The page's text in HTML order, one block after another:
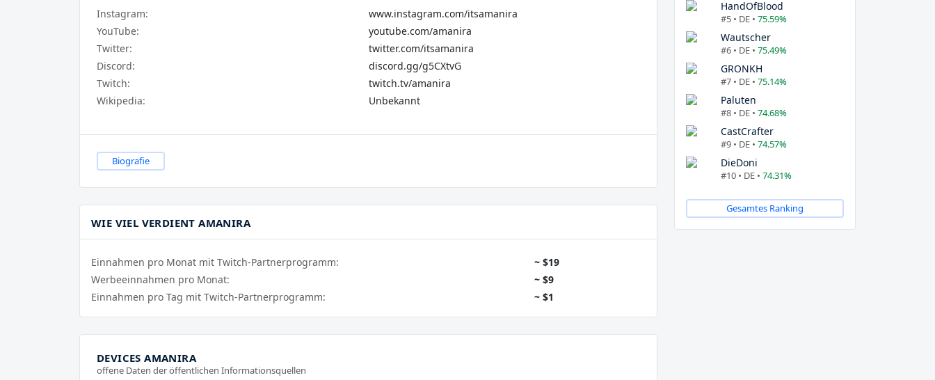
Instagram:
www.instagram.com/itsamanira
YouTube:
youtube.com/amanira
Twitter:
twitter.com/itsamanira
Discord:
discord.gg/g5CXtvG
Twitch:
twitch.tv/amanira
Wikipedia:
Unbekannt
Biografie
WIE VIEL VERDIENT AMANIRA
Einnahmen pro Monat mit Twitch-Partnerprogramm:
~ $19
Werbeeinnahmen pro Monat:
~ $9
Einnahmen pro Tag mit Twitch-Partnerprogramm:
~ $1
DEVICES AMANIRA
offene Daten der öffentlichen Informationsquellen
HandOfBlood
#5 • DE • 75.59%
Wautscher
#6 • DE • 75.49%
GRONKH
#7 • DE • 75.14%
Paluten
#8 • DE • 74.68%
CastCrafter
#9 • DE • 74.57%
DieDoni
#10 • DE • 74.31%
Gesamtes Ranking